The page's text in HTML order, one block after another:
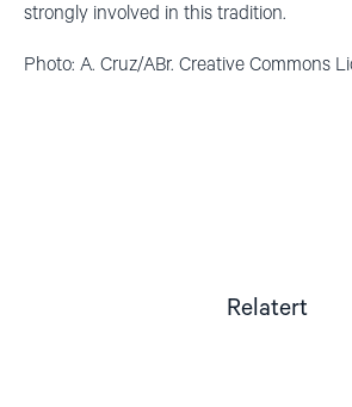
strongly involved in this tradition.
Photo: A. Cruz/ABr. Creative Commons
Relatert